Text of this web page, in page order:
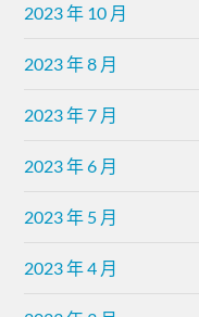
2023 年 10 月
2023 年 8 月
2023 年 7 月
2023 年 6 月
2023 年 5 月
2023 年 4 月